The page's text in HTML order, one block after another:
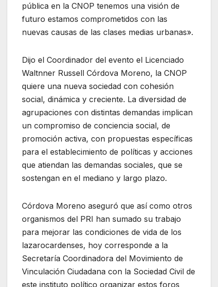
pública en la CNOP tenemos una visión de
futuro estamos comprometidos con las
nuevas causas de las clases medias urbanas».
Dijo el Coordinador del evento el Licenciado
Waltnner Russell Córdova Moreno, la CNOP
quiere una nueva sociedad con cohesión
social, dinámica y creciente. La diversidad de
agrupaciones con distintas demandas implican
un compromiso de conciencia social, de
promoción activa, con propuestas específicas
para el establecimiento de políticas y acciones
que atiendan las demandas sociales, que se
sostengan en el mediano y largo plazo.
Córdova Moreno aseguró que así como otros
organismos del PRI han sumado su trabajo
para mejorar las condiciones de vida de los
lazarocardenses, hoy corresponde a la
Secretaría Coordinadora del Movimiento de
Vinculación Ciudadana con la Sociedad Civil de
este instituto político organizar estos foros